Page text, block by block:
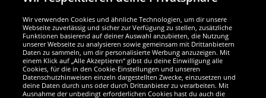
Wir sind ausgezeichnet
Wir verwenden Cookies und ähnliche Technologien, um dir unsere
Webseite zuverlässig und sicher zur Verfügung zu stellen, zusätzliche
Funktionen basierend auf deiner Auswahl anzubieten, die Nutzung
unserer Webseite zu analysieren sowie gemeinsam mit Drittanbietern
Daten zu sammeln, um dir personalisierte Werbung anzuzeigen. Mit
einem Klick auf „Alle Akzeptieren“ gibst du deine Einwilligung alle
Cookies, für die in den Cookie-Einstellungen und unseren
Datenschutzhinweisen einzeln dargestellten Zwecke, einzusetzen und
deine Daten durch uns oder durch Drittanbieter zu verarbeiten. Mit
Ausnahme der unbedingt erforderlichen Cookies hast du auch die